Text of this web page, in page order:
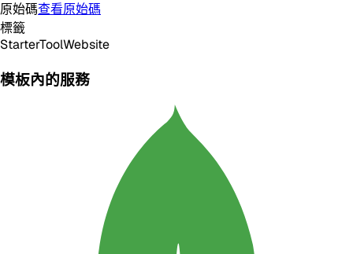
原始碼查看原始碼
標籤
StarterToolWebsite
模板內的服務